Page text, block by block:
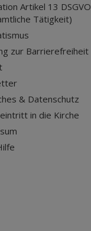
Artikel 13 DSGVO
Tätigkeit)
zur Barrierefreiheit
& Datenschutz
in die Kirche